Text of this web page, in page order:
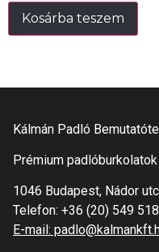
Kosárba teszem
Kálmán Padló
Prémium
1046 Budapest, Nádor
Telefon: +36 (20) 549
E-mail: